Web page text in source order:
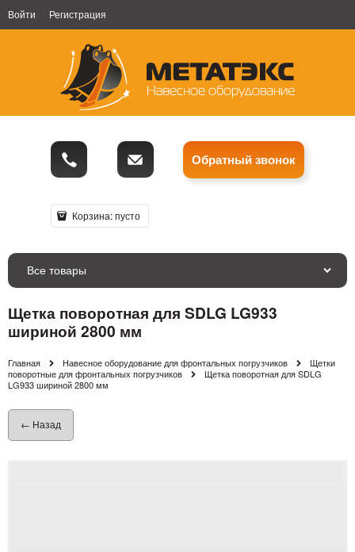
Войти Регистрация
Обратный звонок
Корзина:пусто
Все товары
Щетка поворотная для SDLG LG933
шириной 2800 мм
Главная Навесное оборудование для фронтальных погрузчиков
Щетки
поворотные для фронтальных погрузчиков
Щетка поворотная для SDLG
LG933 шириной 2800 мм
← Назад